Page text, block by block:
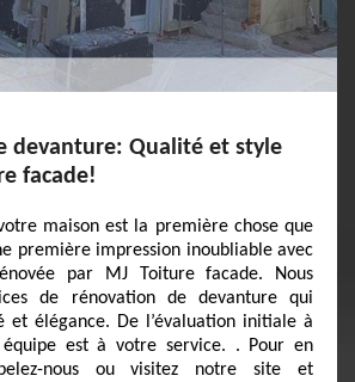
devanture: Qualité et style
facade!
maison est la première chose que
première impression inoubliable avec
par MJ Toiture facade. Nous
de rénovation de devanture qui
et élégance. De l’évaluation initiale à
est à votre service. . Pour en
nous ou visitez notre site et